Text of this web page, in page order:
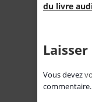
du livre
Vous devez
commentaire.